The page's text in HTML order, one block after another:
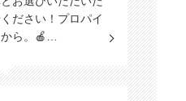
ださい！プロパイ
から。🍎…